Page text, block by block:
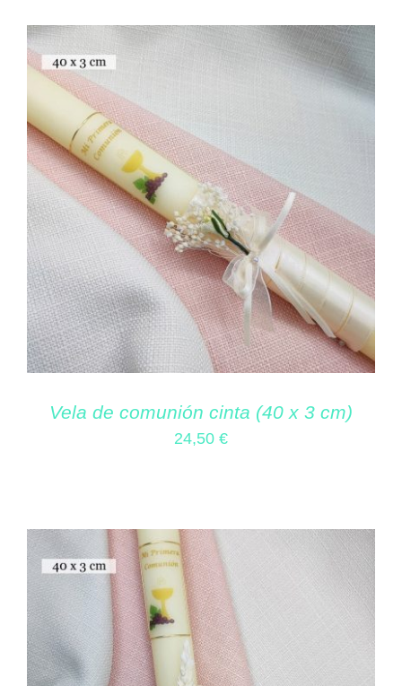
Vela de comunión cinta (40 x 3 cm)
24,50 €